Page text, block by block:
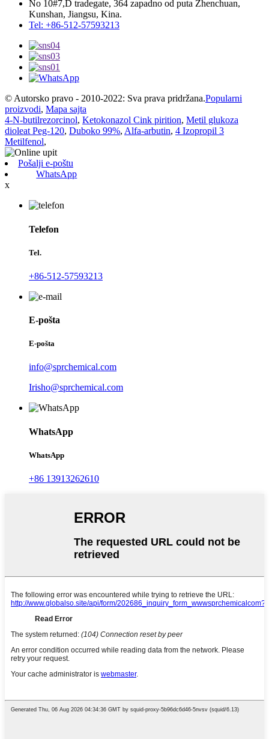
No 10#7,D tradegate, 364 zapadno od puta Zhenchuan,
Kunshan, Jiangsu, Kina.
Tel: +86-512-57593213
© Autorsko pravo - 2010-2022: Sva prava pridržana.Popularni
proizvodi, Mapa sajta
4-N-butilrezorcinol, Ketokonazol Cink pirition, Metil glukoza
dioleat Peg-120, Duboko 99%, Alfa-arbutin, 4 Izopropil 3
Metilfenol,
Pošalji e-poštu
WhatsApp
x
Telefon
Tel.
+86-512-57593213
E-pošta
E-pošta
info@sprchemical.com
Irisho@sprchemical.com
WhatsApp
WhatsApp
+86 13913262610